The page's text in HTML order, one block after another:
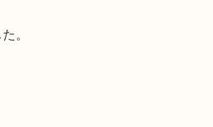
。